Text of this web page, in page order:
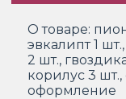
О товаре:
эвкалипт 1
2 шт.,
корилус 3 шт.,
оформление